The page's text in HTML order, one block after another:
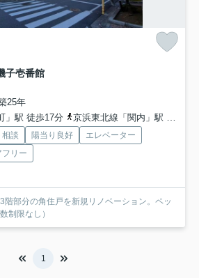
子壱番館
25年
」駅 徒歩17分
京浜東北線「関内」駅 バス18分 「天神橋」 停歩3分
相談 陽当り良好
エレベーター
フリー
階部分の角住戸を新規リノベーション。ペッ
制限なし）
1